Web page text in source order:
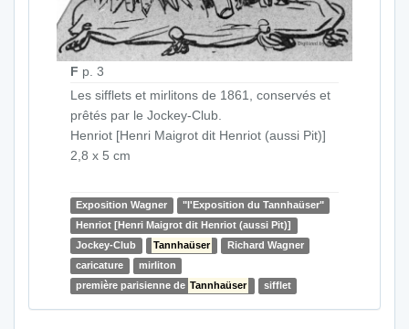
F p. 3
Les sifflets et mirlitons de 1861, conservés et
prêtés par le Jockey-Club.
Henriot [Henri Maigrot dit Henriot (aussi Pit)]
2,8 x 5 cm
Exposition Wagner
"l'Exposition du Tannhaüser"
Henriot [Henri Maigrot dit Henriot (aussi Pit)]
Jockey-Club
Tannhaüser
Richard Wagner
caricature
mirliton
première parisienne de Tannhaüser sifflet